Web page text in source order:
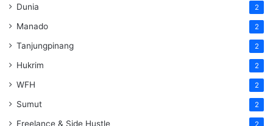
Dunia 2
Manado 2
Tanjungpinang 2
Hukrim 2
WFH 2
Sumut 2
Freelance & Side Hustle 2